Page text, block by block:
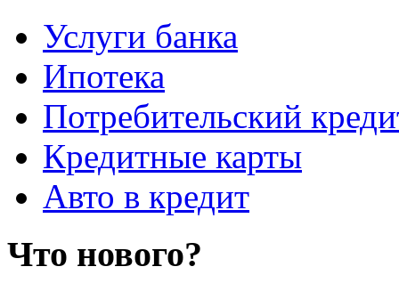
Услуги банка
Ипотека
Потребительский
Кредитные карты
Авто в кредит
Что нового?